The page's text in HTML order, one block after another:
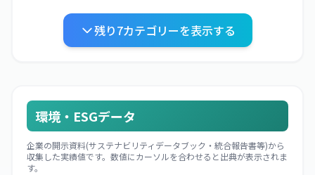
廃棄
残り7カテゴリーを表示する
環境・ESGデータ
企業の開示資料(サステナビリティデータブック・統合報告書等)から
収集した実績値です。数値にカーソルを合わせると出典が表示されま
す。